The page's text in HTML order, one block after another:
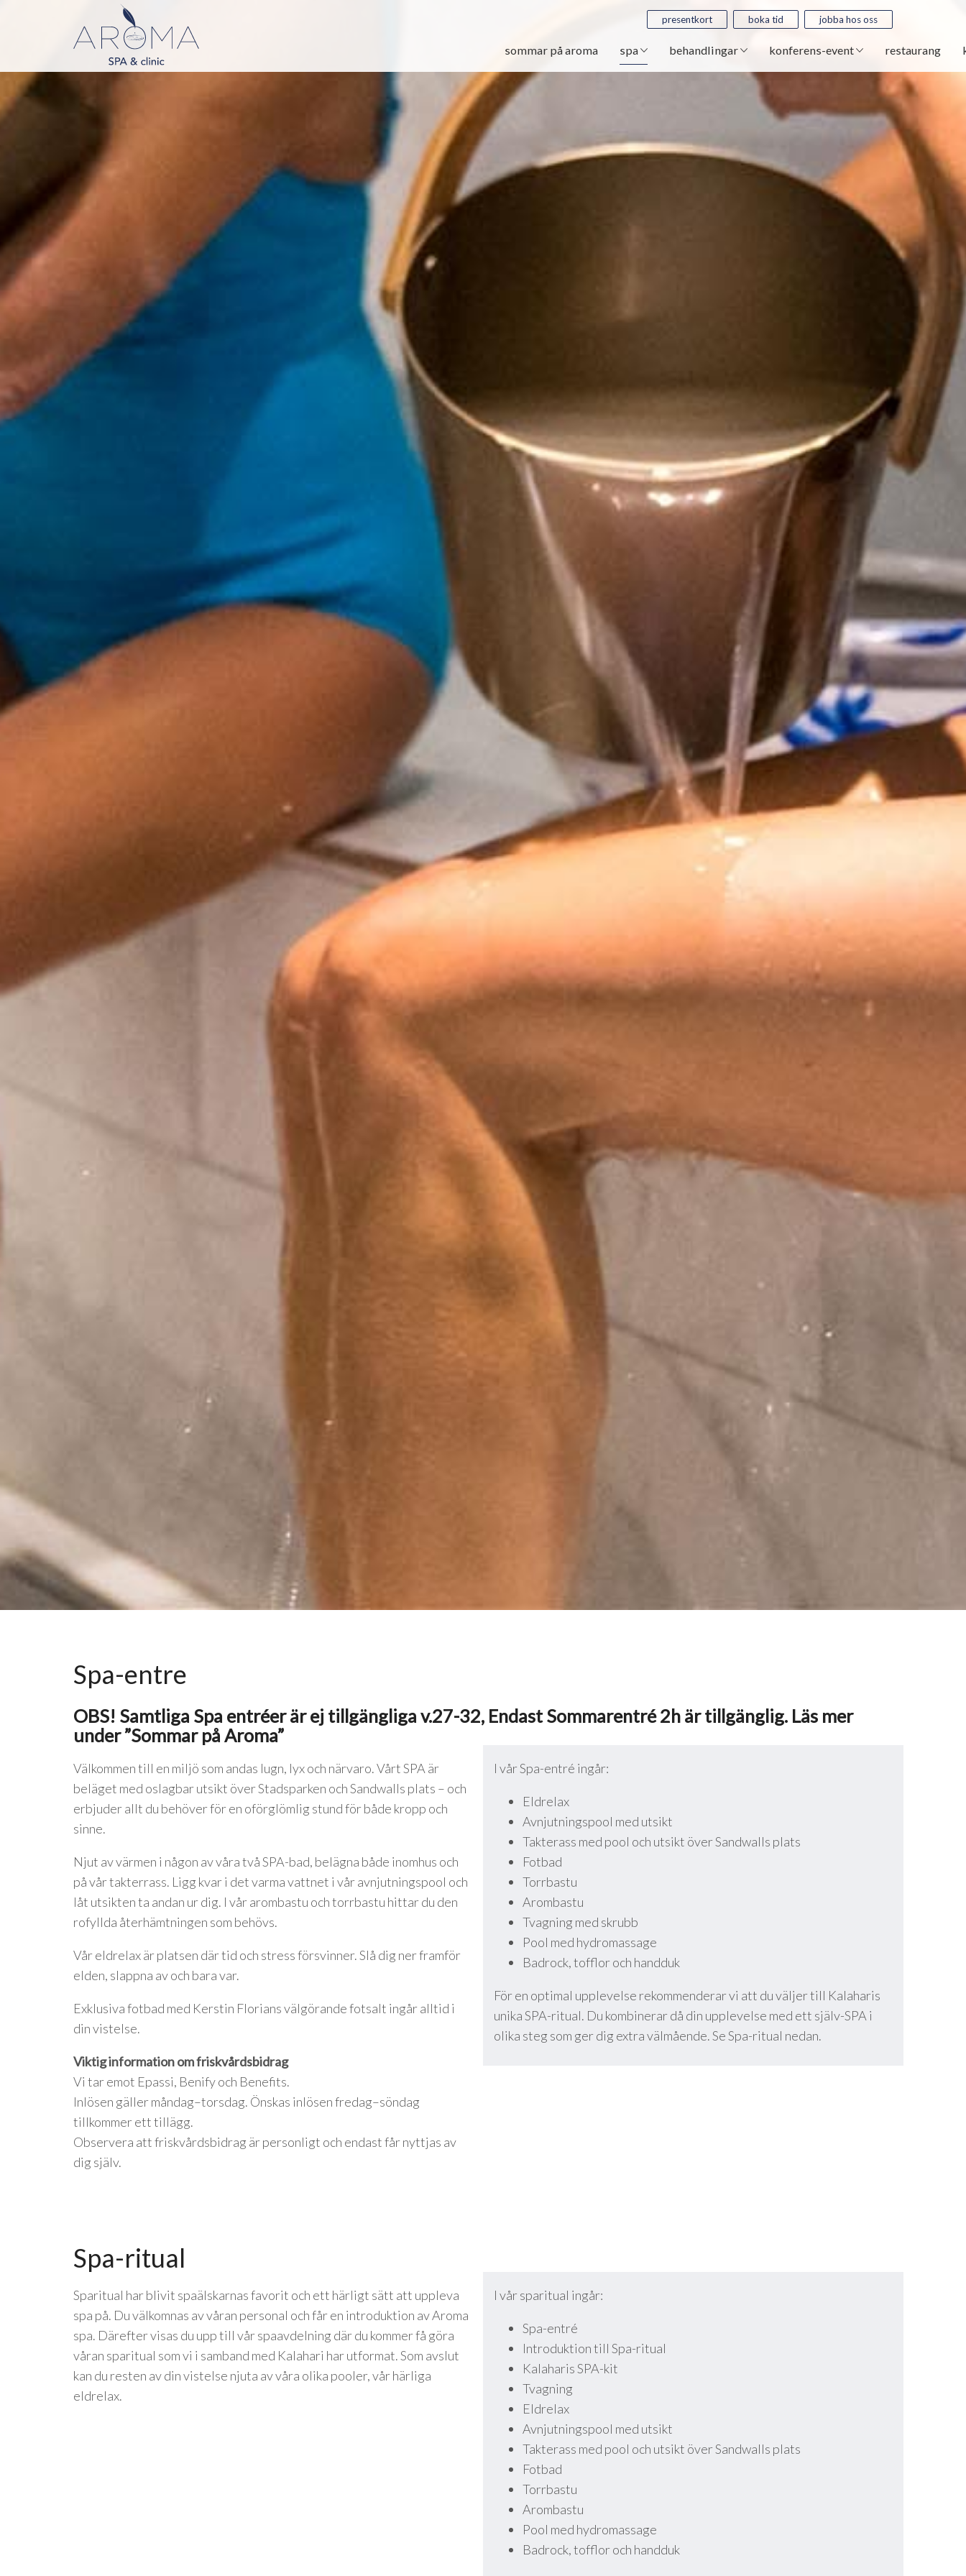
presentkort boka tid jobba hos oss
sommar på aroma spa behandlingar konferens-event restaurang
Spa-entre
OBS! Samtliga Spa entréer är ej tillgängliga v.27-32, Endast Sommarentré 2h är tillgänglig. Läs mer
under ”Sommar på Aroma”
Välkommen till en miljö som andas lugn, lyx och närvaro. Vårt SPA är
beläget med oslagbar utsikt över Stadsparken och Sandwalls plats – och
erbjuder allt du behöver för en oförglömlig stund för både kropp och
sinne.
Njut av värmen i någon av våra två SPA-bad, belägna både inomhus och
på vår takterrass. Ligg kvar i det varma vattnet i vår avnjutningspool och
låt utsikten ta andan ur dig. I vår arombastu och torrbastu hittar du den
rofyllda återhämtningen som behövs.
Vår eldrelax är platsen där tid och stress försvinner. Slå dig ner framför
elden, slappna av och bara var.
Exklusiva fotbad med Kerstin Florians välgörande fotsalt ingår alltid i
din vistelse.
Viktig information om friskvårdsbidrag
Vi tar emot Epassi, Benify och Benefits.
Inlösen gäller måndag–torsdag. Önskas inlösen fredag–söndag
tillkommer ett tillägg.
Observera att friskvårdsbidrag är personligt och endast får nyttjas av
dig själv.
I vår Spa-entré ingår:
Eldrelax
Avnjutningspool med utsikt
Takterass med pool och utsikt över Sandwalls plats
Fotbad
Torrbastu
Arombastu
Tvagning med skrubb
Pool med hydromassage
Badrock, tofflor och handduk
För en optimal upplevelse rekommenderar vi att du väljer till Kalaharis
unika SPA-ritual. Du kombinerar då din upplevelse med ett själv-SPA i
olika steg som ger dig extra välmående. Se Spa-ritual nedan.
Spa-ritual
Sparitual har blivit spaälskarnas favorit och ett härligt sätt att uppleva
spa på. Du välkomnas av våran personal och får en introduktion av Aroma
spa. Därefter visas du upp till vår spaavdelning där du kommer få göra
våran sparitual som vi i samband med Kalahari har utformat. Som avslut
kan du resten av din vistelse njuta av våra olika pooler, vår härliga
eldrelax.
I vår sparitual ingår:
Spa-entré
Introduktion till Spa-ritual
Kalaharis SPA-kit
Tvagning
Eldrelax
Avnjutningspool med utsikt
Takterass med pool och utsikt över Sandwalls plats
Fotbad
Torrbastu
Arombastu
Pool med hydromassage
Badrock, tofflor och handduk